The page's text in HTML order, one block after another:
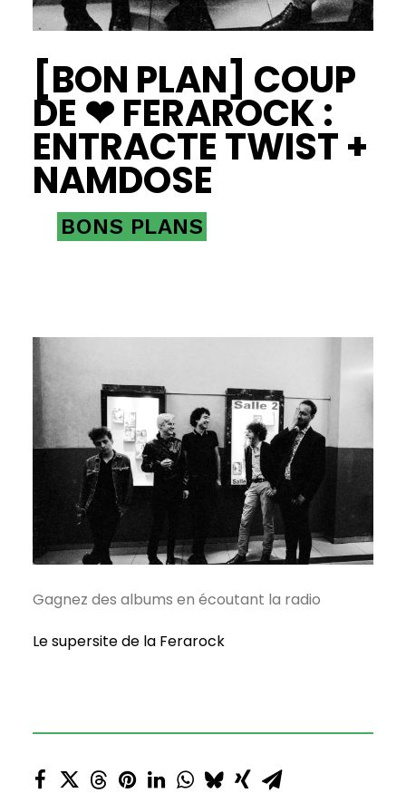
[BON PLAN] COUP
DE ❤ FERAROCK :
ENTRACTE TWIST +
NAMDOSE
BONS PLANS
Gagnez des albums en écoutant la radio
Le supersite de la Ferarock